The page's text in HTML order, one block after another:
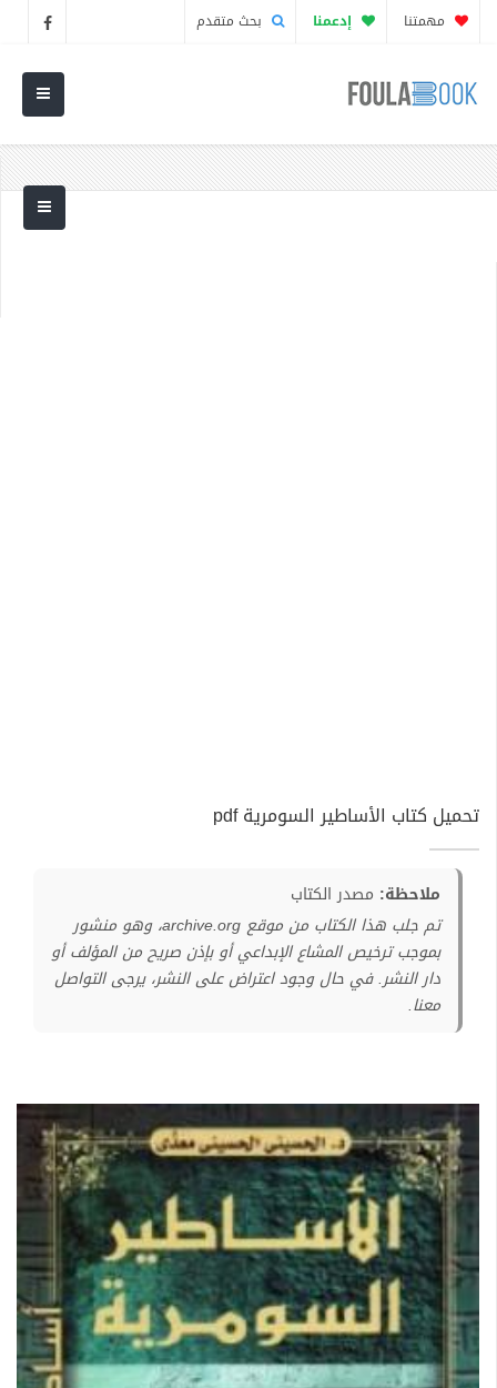
مهمتنا إدعمنا بحث متقدم
تحميل كتاب الأساطير السومرية pdf
ملاحظة: مصدر الكتاب
تم جلب هذا الكتاب من موقع archive.org، وهو منشور
بموجب ترخيص المشاع الإبداعي أو بإذن صريح من المؤلف أو
دار النشر. في حال وجود اعتراض على النشر، يرجى التواصل
معنا.